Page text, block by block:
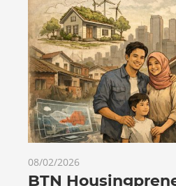
08/02/2026
BTN